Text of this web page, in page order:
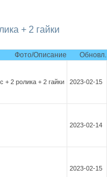
+ 2 гайки
Фото/Описание Обновл.
2 ролика + 2 гайки 2023-02-15
2023-02-14
2023-02-15